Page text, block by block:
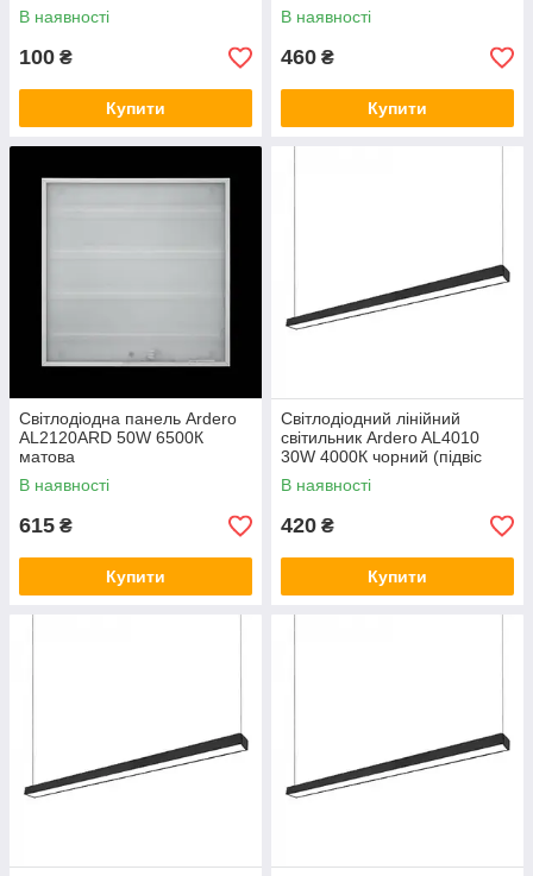
В наявності
100 ₴
Купити
В наявності
460 ₴
Купити
Світлодіодна панель Ardero
AL2120ARD 50W 6500К
матова
В наявності
615 ₴
Купити
Світлодіодний лінійний
світильник Ardero AL4010
30W 4000К чорний (підвіс
1m)
В наявності
420 ₴
Купити